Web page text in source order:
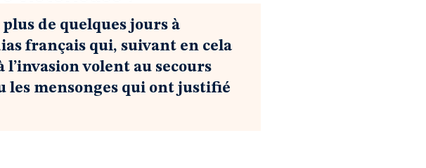
de quelques jours à
français qui, suivant en cela
volent au secours
les mensonges qui ont justifié